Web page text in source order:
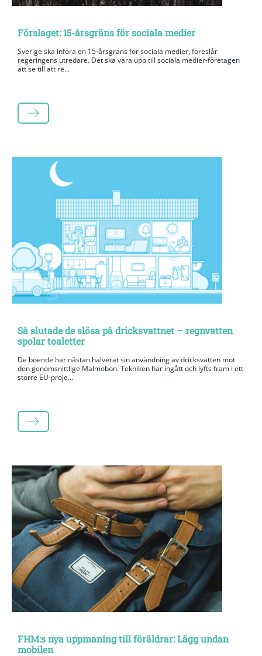
Förslaget: 15-årsgräns för sociala medier
Sverige ska införa en 15-årsgräns för sociala medier, föreslår
regeringens utredare. Det ska vara upp till sociala medier-företagen
att se till att re...
LÄS MER
Så slutade de slösa på dricksvattnet – regnvatten
spolar toaletter
De boende har nästan halverat sin användning av dricksvatten mot
den genomsnittlige Malmöbon. Tekniken har ingått och lyfts fram i ett
större EU-proje...
LÄS MER
FHM:s nya uppmaning till föräldrar: Lägg undan
mobilen